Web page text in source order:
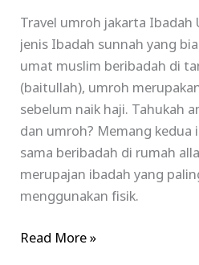
Travel umroh jakarta Ibadah
jenis Ibadah sunnah yang
umat muslim beribadah di
(baitullah), umroh
sebelum naik haji. Tahukah
dan umroh? Memang kedua
sama beribadah di rumah
merupajan ibadah yang
menggunakan fisik.
Read More »